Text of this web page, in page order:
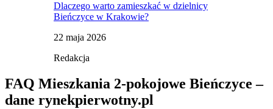
Dlaczego warto zamieszkać w dzielnicy
Bieńczyce w Krakowie?
22 maja 2026
Redakcja
FAQ Mieszkania 2-pokojowe Bieńczyce –
dane rynekpierwotny.pl